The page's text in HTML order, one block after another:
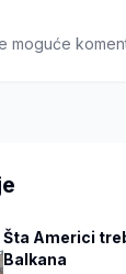
moguće
Šta Americi
Balkana